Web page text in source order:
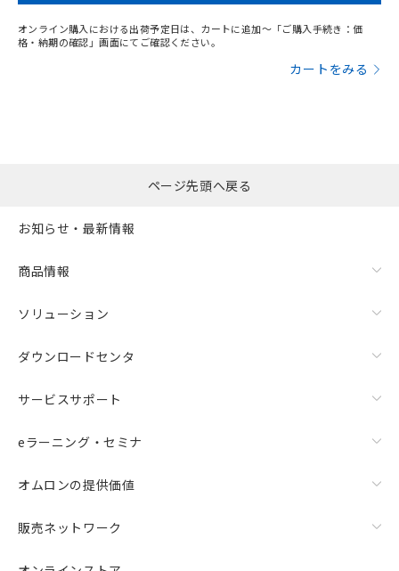
オンライン購入における出荷予定日は、カートに追加～「ご購入手続き：価
格・納期の確認」画面にてご確認ください。
カートをみる
ページ先頭へ戻る
お知らせ・最新情報
商品情報
ソリューション
ダウンロードセンタ
サービスサポート
eラーニング・セミナ
オムロンの提供価値
販売ネットワーク